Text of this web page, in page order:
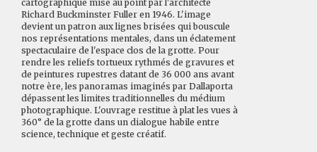
cartographique mise au point par l'architecte
Richard Buckminster Fuller en 1946. L'image
devient un patron aux lignes brisées qui bouscule
nos représentations mentales, dans un éclatement
spectaculaire de l'espace clos de la grotte. Pour
rendre les reliefs tortueux rythmés de gravures et
de peintures rupestres datant de 36 000 ans avant
notre ère, les panoramas imaginés par Dallaporta
dépassent les limites traditionnelles du médium
photographique. L'ouvrage restitue à plat les vues à
360° de la grotte dans un dialogue habile entre
science, technique et geste créatif.